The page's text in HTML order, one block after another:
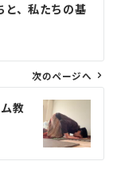
、私たちの基
次のページへ
教